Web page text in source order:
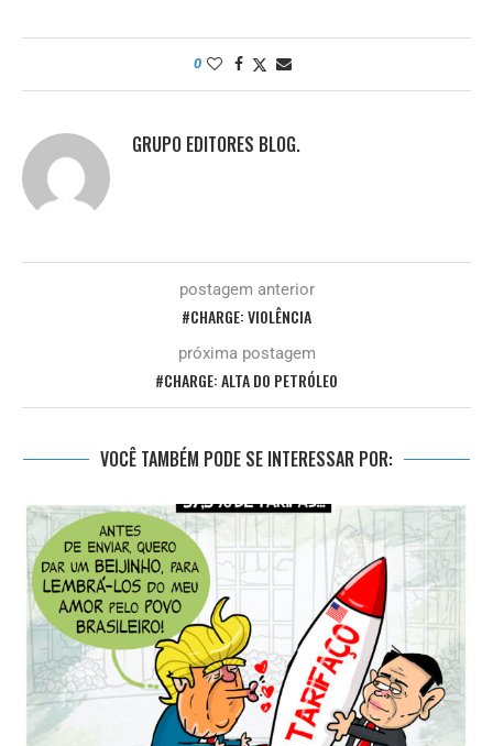
0
GRUPO EDITORES BLOG.
postagem anterior
#CHARGE: VIOLÊNCIA
próxima postagem
#CHARGE: ALTA DO PETRÓLEO
VOCÊ TAMBÉM PODE SE INTERESSAR POR: